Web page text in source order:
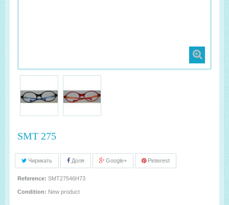
SMT 275
Чирикать Доля Google+ Pinterest
Reference: SMT27546H73
Condition: New product